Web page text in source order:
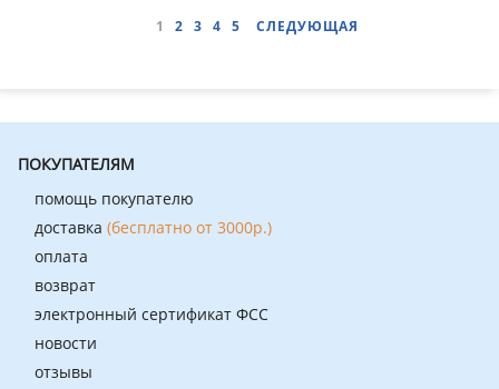
1 2 3 4 5 СЛЕДУЮЩАЯ
ПОКУПАТЕЛЯМ
помощь покупателю
доставка (бесплатно от 3000р.)
оплата
возврат
электронный сертификат ФСС
новости
отзывы